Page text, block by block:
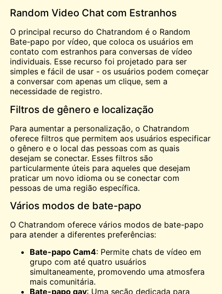
Random Video Chat com Estranhos
O principal recurso do Chatrandom é o Random
Bate-papo por vídeo, que coloca os usuários em
contato com estranhos para conversas de vídeo
individuais. Esse recurso foi projetado para ser
simples e fácil de usar - os usuários podem começar
a conversar com apenas um clique, sem a
necessidade de registro.
Filtros de gênero e localização
Para aumentar a personalização, o Chatrandom
oferece filtros que permitem aos usuários especificar
o gênero e o local das pessoas com as quais
desejam se conectar. Esses filtros são
particularmente úteis para aqueles que desejam
praticar um novo idioma ou se conectar com
pessoas de uma região específica.
Vários modos de bate-papo
O Chatrandom oferece vários modos de bate-papo
para atender a diferentes preferências:
Bate-papo Cam4: Permite chats de vídeo em
grupo com até quatro usuários
simultaneamente, promovendo uma atmosfera
mais comunitária.
Bate-papo gay: Uma seção dedicada para